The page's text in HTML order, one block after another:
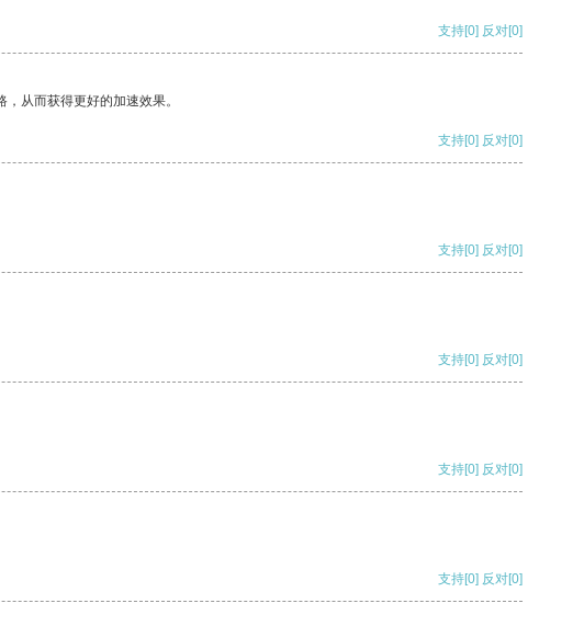
支持[0] 反对[0]
从而获得更好的加速效果。
支持[0] 反对[0]
支持[0] 反对[0]
支持[0] 反对[0]
支持[0] 反对[0]
支持[0] 反对[0]